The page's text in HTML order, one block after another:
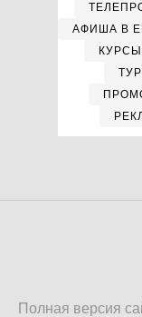
АФИША В
Полная версия